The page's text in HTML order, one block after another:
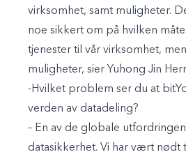
virksomhet, samt muligheter.
noe sikkert om på hvilken
tjenester til vår virksomhet,
muligheter, sier Yuhong Jin
-Hvilket problem ser du at
verden av datadeling?
– En av de globale
datasikkerhet. Vi har vært nødt